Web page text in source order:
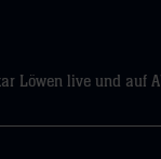
Löwen live und auf